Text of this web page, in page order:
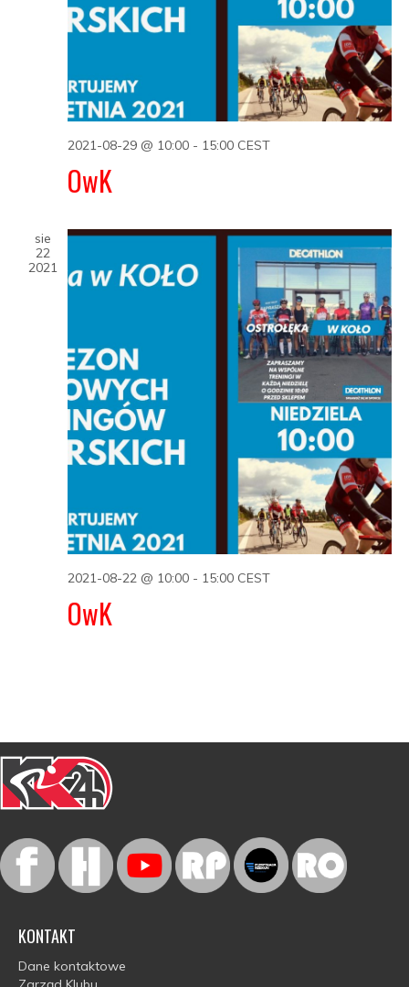
2021-08-29 @ 10:00- 15:00 CEST
OwK
sie
22
2021
2021-08-22 @ 10:00- 15:00 CEST
OwK
KONTAKT
Dane kontaktowe